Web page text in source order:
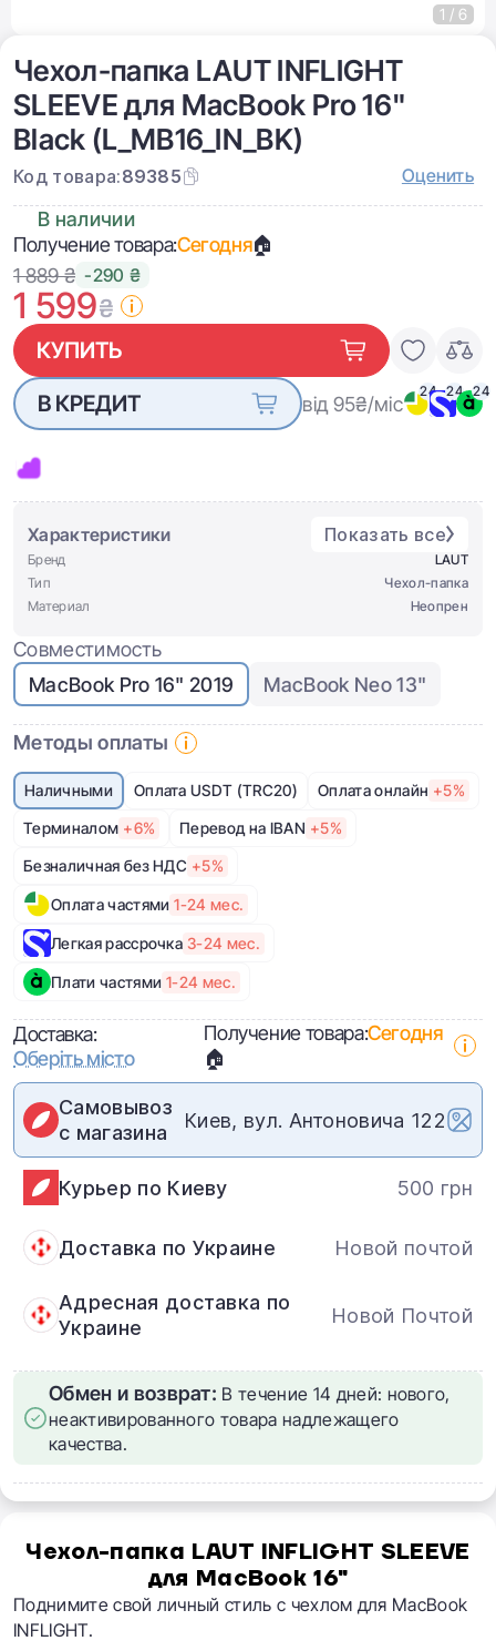
Чехол-папка LAUT INFLIGHT
SLEEVE для MacBook Pro 16"
Black (L_MB16_IN_BK)
Код товара:89385 Оценить
В наличии
Получение товара:Сегодня🏠
1 889 ₴ -290 ₴
1 599₴
КУПИТЬ
В КРЕДИТ
від 95₴/міс
24 24 24
Характеристики Показать все
Бренд
LAUT
Тип
Чехол-папка
Материал
Неопрен
Совместимость
MacBook Pro 16" 2019
MacBook Neo 13"
Методы оплаты
Наличными Оплата USDT (TRC20) Оплата онлайн +5%
Терминалом +6% Перевод на IBAN +5%
Безналичная без НДС +5%
Оплата частями 1-24 мес.
Легкая рассрочка 3-24 мес.
Плати частями 1-24 мес.
Доставка:
Оберіть місто
Получение товара:Сегодня
🏠
Самовывоз
с магазина
Киев, вул. Антоновича 122
Курьер по Киеву 500 грн
Доставка по Украине Новой почтой
Адресная доставка по
Украине
Новой Почтой
Обмен и возврат: В течение 14 дней: нового,
неактивированного товара надлежащего
качества.
1 / 6
Чехол-папка LAUT INFLIGHT SLEEVE
для MacBook 16"
Поднимите свой личный стиль с чехлом для MacBook
INFLIGHT.